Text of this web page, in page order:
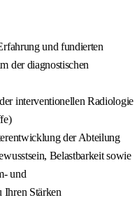
und fundierten
der diagnostischen
interventionellen Radiologie
der Abteilung
Belastbarkeit sowie
und
Ihren Stärken